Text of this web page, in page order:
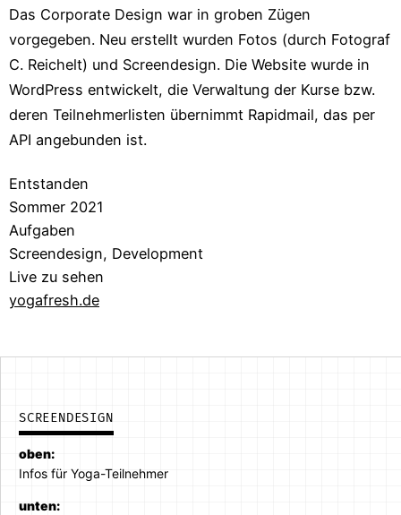
Das Corporate Design war in groben Zügen
vorgegeben. Neu erstellt wurden Fotos (durch Fotograf
C. Reichelt) und Screendesign. Die Website wurde in
WordPress entwickelt, die Verwaltung der Kurse bzw.
deren Teilnehmerlisten übernimmt Rapidmail, das per
API angebunden ist.
Entstanden
Sommer 2021
Aufgaben
Screendesign, Development
Live zu sehen
yogafresh.de
SCREENDESIGN
oben:
Infos für Yoga-Teilnehmer
unten: